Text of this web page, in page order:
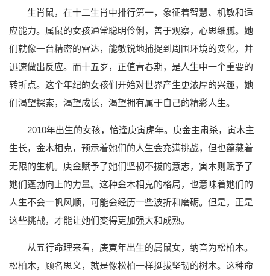
生肖鼠，在十二生肖中排行第一，象征着智慧、机敏和适
应能力。属鼠的女孩通常聪明伶俐，善于观察，心思细腻。她
们就像一台精密的雷达，能敏锐地捕捉到周围环境的变化，并
迅速做出反应。而十五岁，正值青春期，是人生中一个重要的
转折点。这个年纪的女孩们开始对世界产生更浓厚的兴趣，她
们渴望探索，渴望成长，渴望拥有属于自己的精彩人生。
2010年出生的女孩，恰逢庚寅虎年。庚金主肃杀，寅木主
生长，金木相克，预示着她们的人生会充满挑战，但也蕴藏着
无限的生机。庚金赋予了她们坚韧不拔的意志，寅木则赋予了
她们蓬勃向上的力量。这种金木相克的格局，也意味着她们的
人生不会一帆风顺，可能会经历一些波折和磨砺。但是，正是
这些挑战，才能让她们变得更加强大和成熟。
从五行命理来看，庚寅年出生的属鼠女，纳音为松柏木。
松柏木，顾名思义，就是像松柏一样挺拔坚韧的树木。这种命